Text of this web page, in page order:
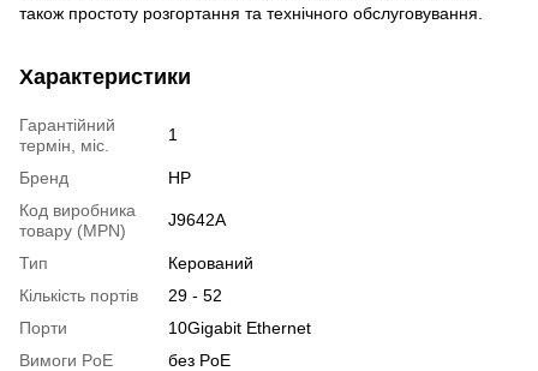
також простоту розгортання та технічного обслуговування.
Характеристики
Гарантійний
термін, міс.
1
Бренд
HP
Код виробника
товару (MPN)
J9642A
Тип
Керований
Кількість портів
29 - 52
Порти
10Gigabit Ethernet
Вимоги PoE
без PoE